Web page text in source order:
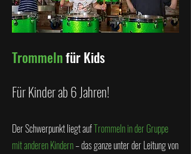
Trommelnfür Kids
Für Kinder ab 6 Jahren!
Der Schwerpunkt liegt aufTrommeln in der Gruppe
mit anderen Kindern– das ganze unter der Leitung von